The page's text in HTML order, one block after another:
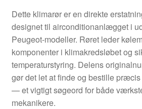
Dette klimarør er en direkte
designet til airconditionanlægget i
Peugeot-modeller. Røret leder
komponenter i klimakredsløbet og
temperaturstyring. Delens
gør det let at finde og bestille
— et vigtigt søgeord for både
mekanikere.